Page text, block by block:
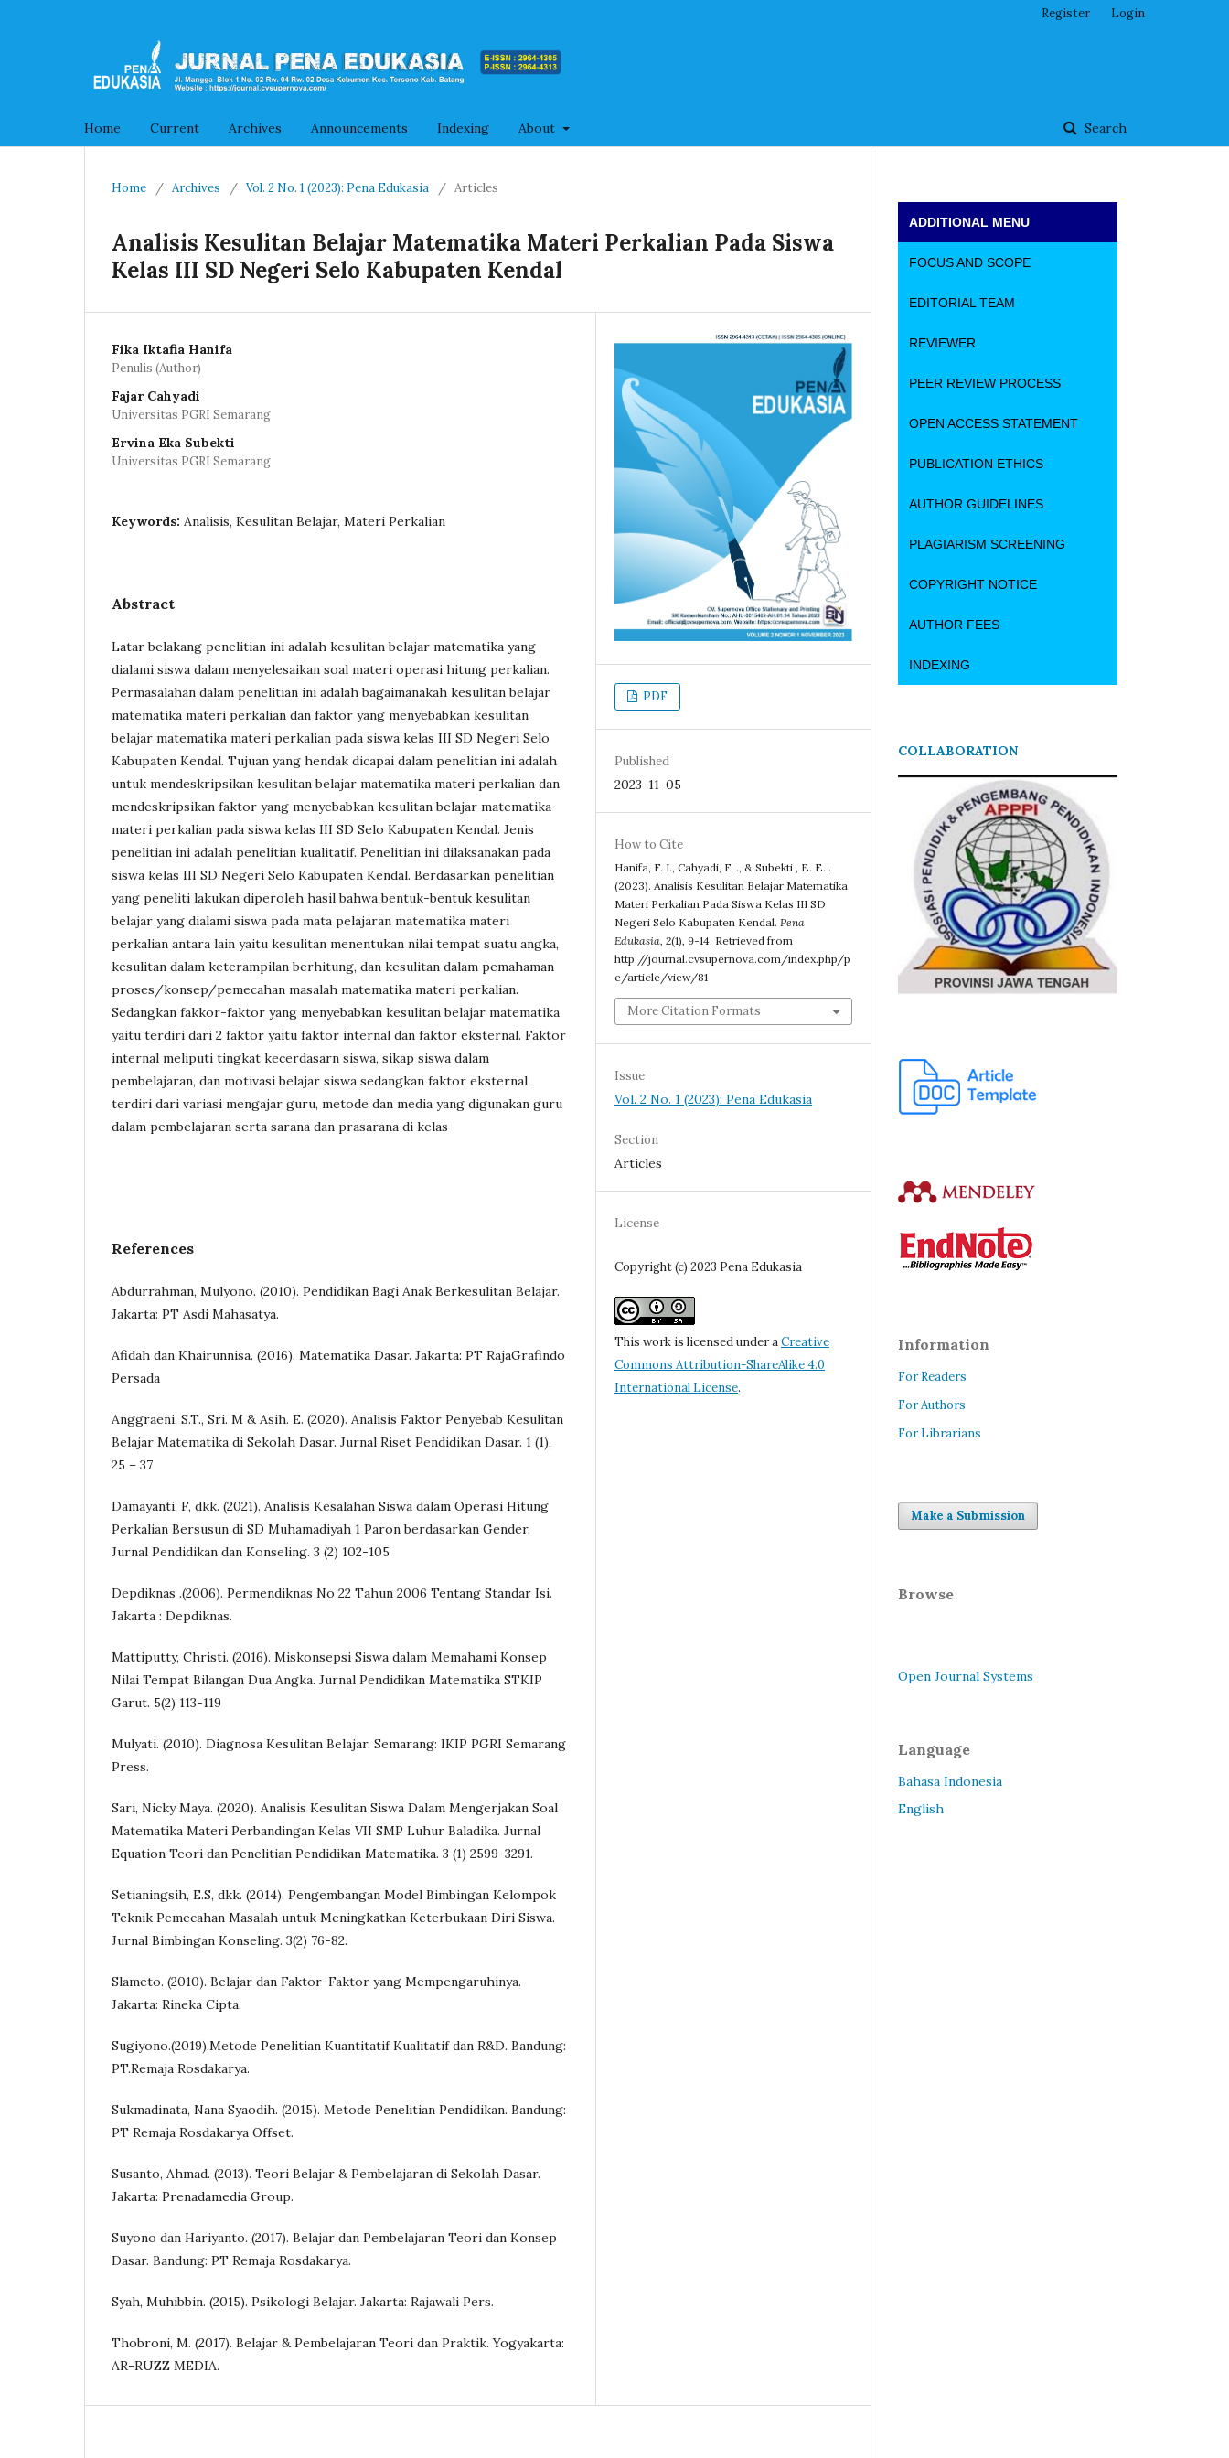
Home Current Archives Announcements Indexing About Search
Register Login
Home / Archives / Vol. 2 No. 1 (2023): Pena Edukasia / Articles
Analisis Kesulitan Belajar Matematika Materi Perkalian Pada Siswa
Kelas III SD Negeri Selo Kabupaten Kendal
Fika Iktafia Hanifa
Penulis (Author)
Fajar Cahyadi
Universitas PGRI Semarang
Ervina Eka Subekti
Universitas PGRI Semarang
Keywords: Analisis, Kesulitan Belajar, Materi Perkalian
Abstract
Latar belakang penelitian ini adalah kesulitan belajar matematika yang
dialami siswa dalam menyelesaikan soal materi operasi hitung perkalian.
Permasalahan dalam penelitian ini adalah bagaimanakah kesulitan belajar
matematika materi perkalian dan faktor yang menyebabkan kesulitan
belajar matematika materi perkalian pada siswa kelas III SD Negeri Selo
Kabupaten Kendal. Tujuan yang hendak dicapai dalam penelitian ini adalah
untuk mendeskripsikan kesulitan belajar matematika materi perkalian dan
mendeskripsikan faktor yang menyebabkan kesulitan belajar matematika
materi perkalian pada siswa kelas III SD Selo Kabupaten Kendal. Jenis
penelitian ini adalah penelitian kualitatif. Penelitian ini dilaksanakan pada
siswa kelas III SD Negeri Selo Kabupaten Kendal. Berdasarkan penelitian
yang peneliti lakukan diperoleh hasil bahwa bentuk-bentuk kesulitan
belajar yang dialami siswa pada mata pelajaran matematika materi
perkalian antara lain yaitu kesulitan menentukan nilai tempat suatu angka,
kesulitan dalam keterampilan berhitung, dan kesulitan dalam pemahaman
proses/konsep/pemecahan masalah matematika materi perkalian.
Sedangkan fakkor-faktor yang menyebabkan kesulitan belajar matematika
yaitu terdiri dari 2 faktor yaitu faktor internal dan faktor eksternal. Faktor
internal meliputi tingkat kecerdasarn siswa, sikap siswa dalam
pembelajaran, dan motivasi belajar siswa sedangkan faktor eksternal
terdiri dari variasi mengajar guru, metode dan media yang digunakan guru
dalam pembelajaran serta sarana dan prasarana di kelas
References
Abdurrahman, Mulyono. (2010). Pendidikan Bagi Anak Berkesulitan Belajar.
Jakarta: PT Asdi Mahasatya.
Afidah dan Khairunnisa. (2016). Matematika Dasar. Jakarta: PT RajaGrafindo
Persada
Anggraeni, S.T., Sri. M & Asih. E. (2020). Analisis Faktor Penyebab Kesulitan
Belajar Matematika di Sekolah Dasar. Jurnal Riset Pendidikan Dasar. 1 (1),
25 – 37
Damayanti, F, dkk. (2021). Analisis Kesalahan Siswa dalam Operasi Hitung
Perkalian Bersusun di SD Muhamadiyah 1 Paron berdasarkan Gender.
Jurnal Pendidikan dan Konseling. 3 (2) 102-105
Depdiknas .(2006). Permendiknas No 22 Tahun 2006 Tentang Standar Isi.
Jakarta : Depdiknas.
Mattiputty, Christi. (2016). Miskonsepsi Siswa dalam Memahami Konsep
Nilai Tempat Bilangan Dua Angka. Jurnal Pendidikan Matematika STKIP
Garut. 5(2) 113-119
Mulyati. (2010). Diagnosa Kesulitan Belajar. Semarang: IKIP PGRI Semarang
Press.
Sari, Nicky Maya. (2020). Analisis Kesulitan Siswa Dalam Mengerjakan Soal
Matematika Materi Perbandingan Kelas VII SMP Luhur Baladika. Jurnal
Equation Teori dan Penelitian Pendidikan Matematika. 3 (1) 2599-3291.
Setianingsih, E.S, dkk. (2014). Pengembangan Model Bimbingan Kelompok
Teknik Pemecahan Masalah untuk Meningkatkan Keterbukaan Diri Siswa.
Jurnal Bimbingan Konseling. 3(2) 76-82.
Slameto. (2010). Belajar dan Faktor-Faktor yang Mempengaruhinya.
Jakarta: Rineka Cipta.
Sugiyono.(2019).Metode Penelitian Kuantitatif Kualitatif dan R&D. Bandung:
PT.Remaja Rosdakarya.
Sukmadinata, Nana Syaodih. (2015). Metode Penelitian Pendidikan. Bandung:
PT Remaja Rosdakarya Offset.
Susanto, Ahmad. (2013). Teori Belajar & Pembelajaran di Sekolah Dasar.
Jakarta: Prenadamedia Group.
Suyono dan Hariyanto. (2017). Belajar dan Pembelajaran Teori dan Konsep
Dasar. Bandung: PT Remaja Rosdakarya.
Syah, Muhibbin. (2015). Psikologi Belajar. Jakarta: Rajawali Pers.
Thobroni, M. (2017). Belajar & Pembelajaran Teori dan Praktik. Yogyakarta:
AR-RUZZ MEDIA.
PDF
Published
2023-11-05
How to Cite
Hanifa, F. I., Cahyadi, F. ., & Subekti , E. E. .
(2023). Analisis Kesulitan Belajar Matematika
Materi Perkalian Pada Siswa Kelas III SD
Negeri Selo Kabupaten Kendal. Pena
Edukasia, 2(1), 9-14. Retrieved from
http://journal.cvsupernova.com/index.php/p
e/article/view/81
More Citation Formats
Issue
Vol. 2 No. 1 (2023): Pena Edukasia
Section
Articles
License
Copyright (c) 2023 Pena Edukasia
This work is licensed under aCreative
Commons Attribution-ShareAlike 4.0
International License.
ADDITIONAL MENU
FOCUS AND SCOPE
EDITORIAL TEAM
REVIEWER
PEER REVIEW PROCESS
OPEN ACCESS STATEMENT
PUBLICATION ETHICS
AUTHOR GUIDELINES
PLAGIARISM SCREENING
COPYRIGHT NOTICE
AUTHOR FEES
INDEXING
COLLABORATION
Information
For Readers
For Authors
For Librarians
Make a Submission
Browse
Open Journal Systems
Language
Bahasa Indonesia
English